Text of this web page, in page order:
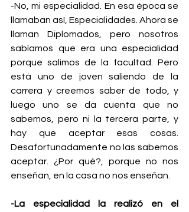
-No, mi especialidad. En esa época se
llamaban así, Especialidades. Ahora se
llaman Diplomados, pero nosotros
sabíamos que era una especialidad
porque salimos de la facultad. Pero
está uno de joven saliendo de la
carrera y creemos saber de todo, y
luego uno se da cuenta que no
sabemos, pero ni la tercera parte, y
hay que aceptar esas cosas.
Desafortunadamente no las sabemos
aceptar. ¿Por qué?, porque no nos
enseñan, en la casa no nos enseñan.
-La especialidad la realizó en el